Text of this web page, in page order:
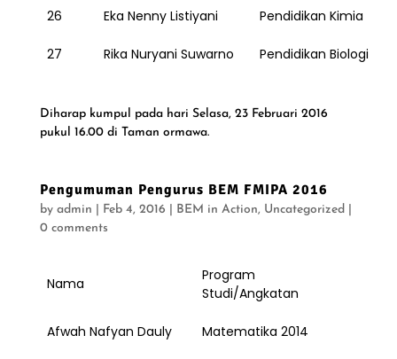
26 Eka Nenny Listiyani Pendidikan Kimia
27 Rika Nuryani Suwarno Pendidikan Biologi
Diharap kumpul pada hari Selasa, 23 Februari 2016
pukul 16.00 di Taman ormawa.
Pengumuman Pengurus BEM FMIPA 2016
by admin Feb 4, 2016 BEM in Action, Uncategorized|
0 comments
Nama
Program
Studi/Angkatan
Afwah Nafyan Dauly Matematika 2014